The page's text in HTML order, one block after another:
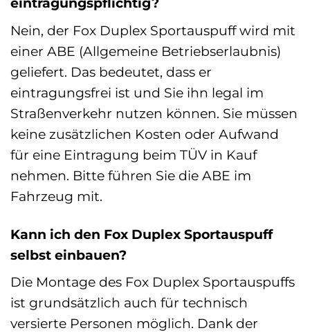
Nein, der Fox Duplex Sportauspuff wird mit
einer ABE (Allgemeine Betriebserlaubnis)
geliefert. Das bedeutet, dass er
eintragungsfrei ist und Sie ihn legal im
Straßenverkehr nutzen können. Sie müssen
keine zusätzlichen Kosten oder Aufwand
für eine Eintragung beim TÜV in Kauf
nehmen. Bitte führen Sie die ABE im
Fahrzeug mit.
Kann ich den Fox Duplex Sportauspuff
selbst einbauen?
Die Montage des Fox Duplex Sportauspuffs
ist grundsätzlich auch für technisch
versierte Personen möglich. Dank der